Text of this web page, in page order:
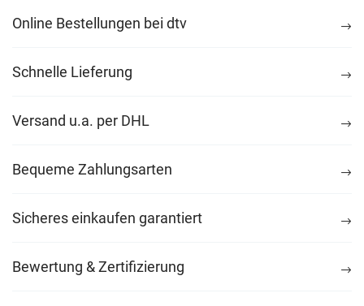
Online Bestellungen bei dtv
Schnelle Lieferung
Versand u.a. per DHL
Bequeme Zahlungsarten
Sicheres einkaufen garantiert
Bewertung & Zertifizierung